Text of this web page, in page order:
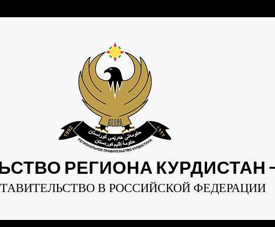
РЕГИОНА КУРДИСТАН
В РОССИЙСКОЙ ФЕДЕРАЦИИ